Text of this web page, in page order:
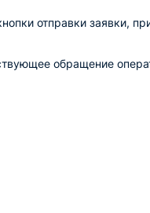
отправки заявки,
обращение